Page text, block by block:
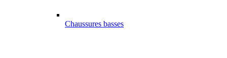
Chaussures basses